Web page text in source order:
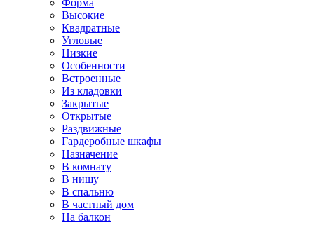
Форма
Высокие
Квадратные
Угловые
Низкие
Особенности
Встроенные
Из кладовки
Закрытые
Открытые
Раздвижные
Гардеробные шкафы
Назначение
В комнату
В нишу
В спальню
В частный дом
На балкон